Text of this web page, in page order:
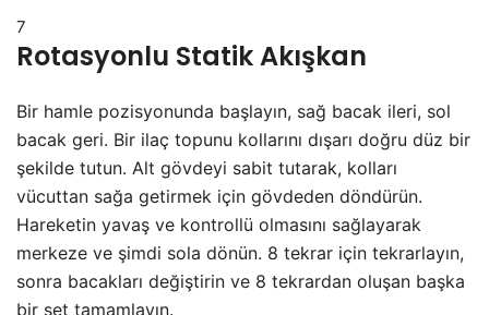
7
Rotasyonlu Statik Akışkan
Bir hamle pozisyonunda başlayın, sağ bacak ileri, sol
bacak geri. Bir ilaç topunu kollarını dışarı doğru düz bir
şekilde tutun. Alt gövdeyi sabit tutarak, kolları
vücuttan sağa getirmek için gövdeden döndürün.
Hareketin yavaş ve kontrollü olmasını sağlayarak
merkeze ve şimdi sola dönün. 8 tekrar için tekrarlayın,
sonra bacakları değiştirin ve 8 tekrardan oluşan başka
bir set tamamlayın.